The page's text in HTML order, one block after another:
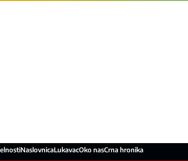
NaslovnicaLukavacOko nasCrna hronika